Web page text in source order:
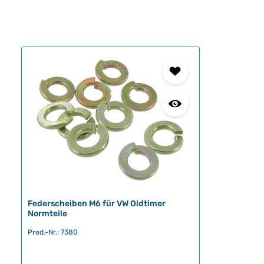
Federscheiben M6 für VW Oldtimer
Normteile
Prod.-Nr.: 7380